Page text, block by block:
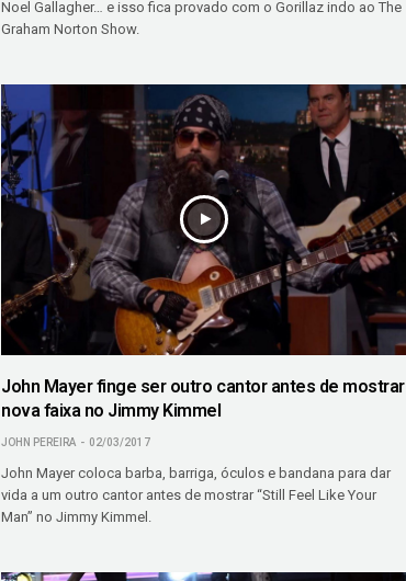
Noel Gallagher… e isso fica provado com o Gorillaz indo ao The
Graham Norton Show.
John Mayer finge ser outro cantor antes de mostrar
nova faixa no Jimmy Kimmel
JOHN PEREIRA 02/03/2017
John Mayer coloca barba, barriga, óculos e bandana para dar
vida a um outro cantor antes de mostrar “Still Feel Like Your
Man” no Jimmy Kimmel.